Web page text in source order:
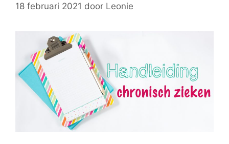
18 februari 2021 door Leonie